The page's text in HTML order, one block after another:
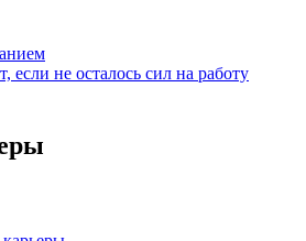
если не осталось сил на работу